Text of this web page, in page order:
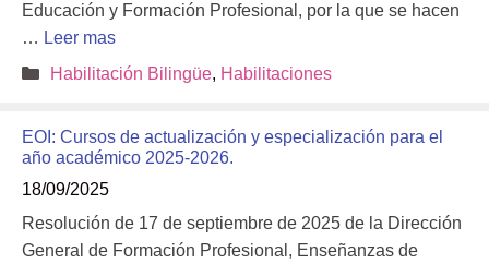
Educación y Formación Profesional, por la que se hacen
… Leer mas
Categorías
Habilitación Bilingüe, Habilitaciones
EOI: Cursos de actualización y especialización para el
año académico 2025-2026.
18/09/2025
Resolución de 17 de septiembre de 2025 de la Dirección
General de Formación Profesional, Enseñanzas de